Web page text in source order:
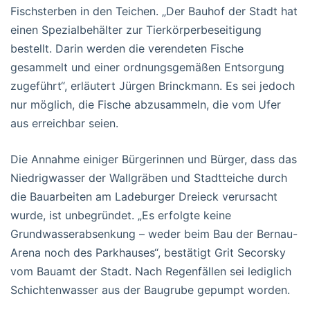
Fischsterben in den Teichen. „Der Bauhof der Stadt hat
einen Spezialbehälter zur Tierkörperbeseitigung
bestellt. Darin werden die verendeten Fische
gesammelt und einer ordnungsgemäßen Entsorgung
zugeführt“, erläutert Jürgen Brinckmann. Es sei jedoch
nur möglich, die Fische abzusammeln, die vom Ufer
aus erreichbar seien.
Die Annahme einiger Bürgerinnen und Bürger, dass das
Niedrigwasser der Wallgräben und Stadtteiche durch
die Bauarbeiten am Ladeburger Dreieck verursacht
wurde, ist unbegründet. „Es erfolgte keine
Grundwasserabsenkung – weder beim Bau der Bernau-
Arena noch des Parkhauses“, bestätigt Grit Secorsky
vom Bauamt der Stadt. Nach Regenfällen sei lediglich
Schichtenwasser aus der Baugrube gepumpt worden.